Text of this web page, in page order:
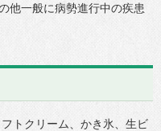
他一般に病勢進行中の疾患
トクリーム、かき氷、生ビ